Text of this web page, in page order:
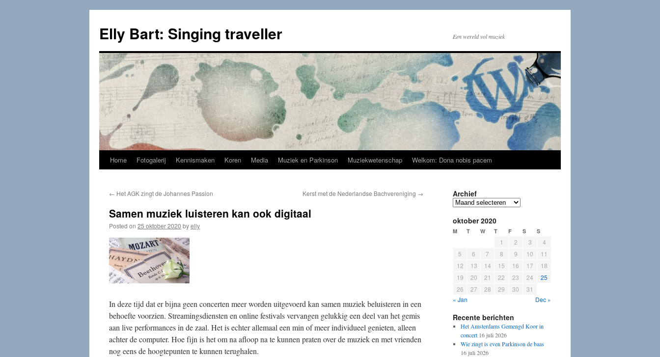
content
Elly Bart: Singing traveller Een wereld vol muziek
Home Fotogalerij Kennismaken Koren Media Muziek en Parkinson Muziekwetenschap Welkom: Dona nobis pacem
← Het AGK zingt de Johannes Passion Kerst met de Nederlandse Bachvereniging →
Samen muziek luisteren kan ook digitaal
Posted on 25 oktober 2020 byelly
In deze tijd dat er bijna geen concerten meer worden uitgevoerd kan samen muziek beluisteren in een
behoefte voorzien. Streamingsdiensten en online festivals vervangen gelukkig een deel van het gemis
aan live performances in de zaal. Het is echter allemaal een min of meer individueel genieten, alleen
achter de computer. Hoe fijn is het om na afloop na te kunnen praten over de muziek en met vrienden
nog eens de hoogtepunten te kunnen terughalen.
Archief
Archief
oktober 2020
M T W T F S S
1 2 3
4
5
6 7 8 9 10
11
12
13 14 15 16 17
18
19
20 21 22 23 24
25
26
27 28 29 30
31
« Jan
Dec »
Recente berichten
Het Amsterdams Gemengd Koor in
concert 16 juli 2026
Wie zingt is even Parkinson de baas
16 juli 2026